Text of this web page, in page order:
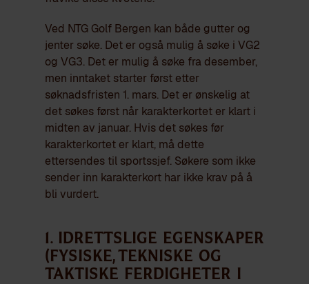
Ved NTG Golf Bergen kan både gutter og
jenter søke. Det er også mulig å søke i VG2
og VG3. Det er mulig å søke fra desember,
men inntaket starter først etter
søknadsfristen 1. mars. Det er ønskelig at
det søkes først når karakterkortet er klart i
midten av januar. Hvis det søkes før
karakterkortet er klart, må dette
ettersendes til sportssjef. Søkere som ikke
sender inn karakterkort har ikke krav på å
bli vurdert.
1. Idrettslige egenskaper
(Fysiske, tekniske og
taktiske ferdigheter i